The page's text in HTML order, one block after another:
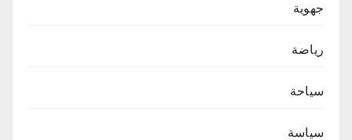
جهوية
رياضة
سياحة
سياسة